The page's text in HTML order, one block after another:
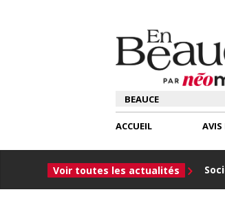
ACCUEIL
Voir toutes les actualités
AVIS